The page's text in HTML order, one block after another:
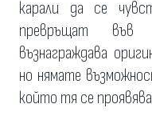
карали да се
превръщат във
възнаграждава
но нямате
който тя се